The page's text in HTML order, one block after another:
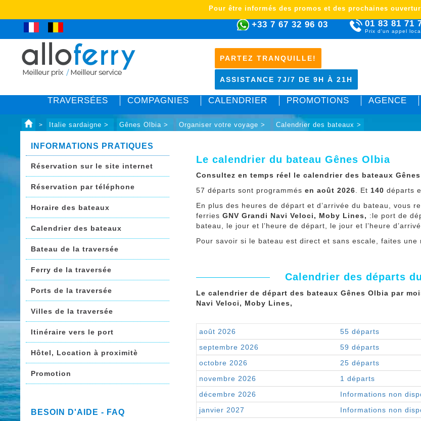
+33 7 67 32 96 03 01 83 81 71
Prix d'un appel
PARTEZ TRANQUILLE!
ASSISTANCE 7J/7 DE 9H À 21H
TRAVERSÉES COMPAGNIES CALENDRIER PROMOTIONS AGENCE
Pour être informés des promos et des prochaines
> Italie sardaigne > Gênes Olbia > Organiser votre voyage > Calendrier des bateaux >
INFORMATIONS PRATIQUES
Réservation sur le site internet
Réservation par téléphone
Horaire des bateaux
Calendrier des bateaux
Bateau de la traversée
Ferry de la traversée
Ports de la traversée
Villes de la traversée
Itinéraire vers le port
Hôtel, Location à proximitè
Promotion
BESOIN D'AIDE - FAQ
Le calendrier du bateau Gênes Olbia
Consultez en temps réel le calendrier des bateaux
57 départs sont programmésen août 2026 . Et 140départs
En plus des heures de départ et d’arrivée du bateau, vous
ferries GNV Grandi Navi Veloci, Moby Lines, :le port de
bateau, le jour et l’heure de départ, le jour et l’heure
Pour savoir si le bateau est direct et sans escale, faites
Calendrier des départs
Le calendrier de départ des bateaux Gênes Olbia par
Navi Veloci, Moby Lines,
août 2026
55 départs
septembre 2026
59 départs
octobre 2026
25 départs
novembre 2026
1 départs
décembre 2026
Informations non
janvier 2027
Informations non